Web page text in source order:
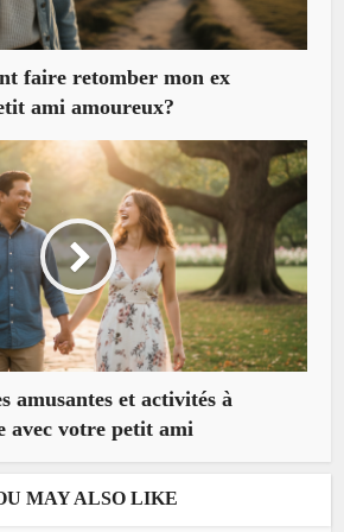
faire retomber mon ex
ami amoureux?
amusantes et activités à
avec votre petit ami
MAY ALSO LIKE